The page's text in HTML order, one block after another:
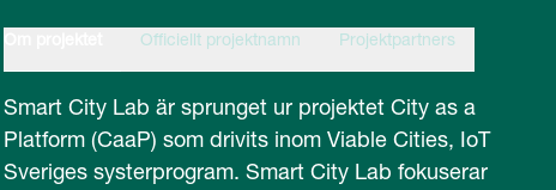
Officiellt projektnamn Projektpartners
Smart City Lab är sprunget ur projektet City as a
Platform (CaaP) som drivits inom Viable Cities, IoT
Sveriges systerprogram. Smart City Lab fokuserar